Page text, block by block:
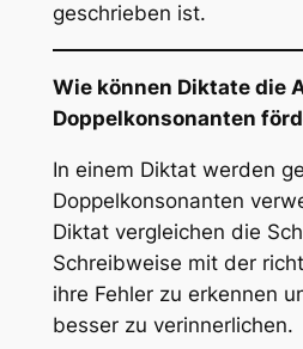
geschrieben ist.
Wie können Diktate die
Doppelkonsonanten
In einem Diktat werden
Doppelkonsonanten
Diktat vergleichen die
Schreibweise mit der
ihre Fehler zu erkennen
besser zu verinnerlichen.